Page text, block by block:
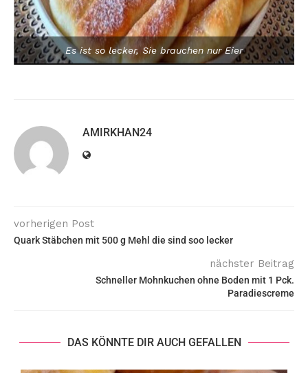
Es ist so lecker, Sie brauchen nur Eier
AMIRKHAN24
vorherigen Post
Quark Stäbchen mit 500 g Mehl die sind soo lecker
nächster Beitrag
Schneller Mohnkuchen ohne Boden mit 1 Pck.
Paradiescreme
DAS KÖNNTE DIR AUCH GEFALLEN